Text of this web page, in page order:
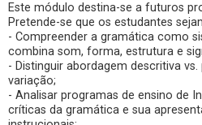
Este módulo destina-se a futuros
Pretende-se que os estudantes
- Compreender a gramática como
combina som, forma, estrutura e
- Distinguir abordagem descritiva
variação;
- Analisar programas de ensino de
críticas da gramática e sua